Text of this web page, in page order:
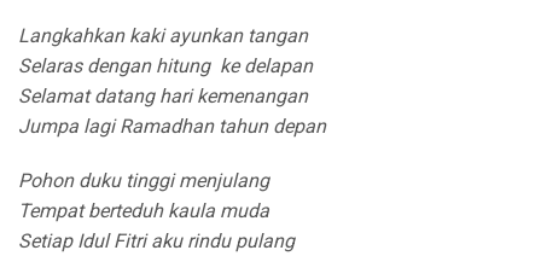
Langkahkan kaki ayunkan tangan
Selaras dengan hitung ke delapan
Selamat datang hari kemenangan
Jumpa lagi Ramadhan tahun depan
Pohon duku tinggi menjulang
Tempat berteduh kaula muda
Setiap Idul Fitri aku rindu pulang